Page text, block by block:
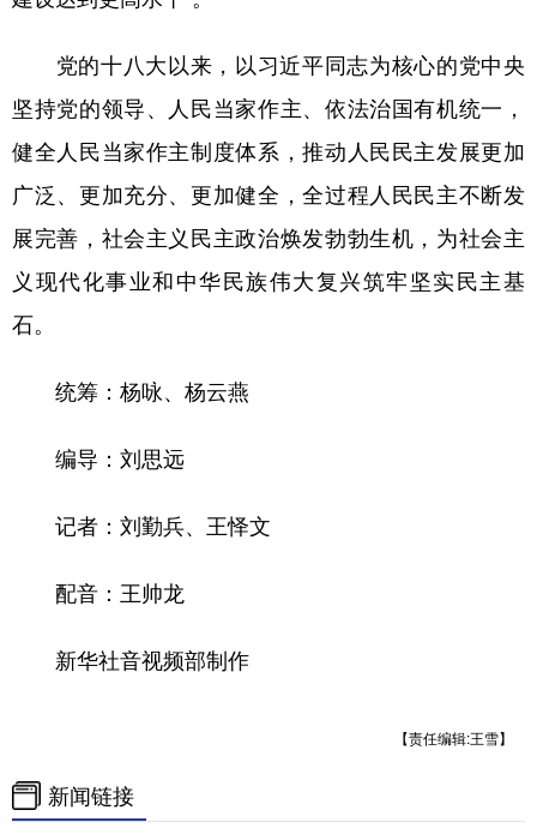
多语种频道
English Español Français عربى
Русский язык 日本語 한국어
党的十八大以来，以习近平同志为核心的党中央
坚持党的领导、人民当家作主、依法治国有机统一，
健全人民当家作主制度体系，推动人民民主发展更加
广泛、更加充分、更加健全，全过程人民民主不断发
展完善，社会主义民主政治焕发勃勃生机，为社会主
义现代化事业和中华民族伟大复兴筑牢坚实民主基
石。
统筹：杨咏、杨云燕
编导：刘思远
记者：刘勤兵、王怿文
配音：王帅龙
新华社音视频部制作
【责任编辑:王雪】
新闻链接